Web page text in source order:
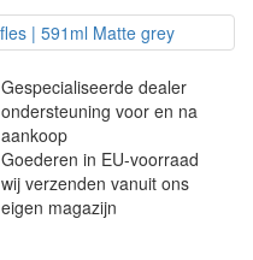
Gespecialiseerde dealer
ondersteuning voor en na
aankoop
Goederen in EU-voorraad
wij verzenden vanuit ons
eigen magazijn